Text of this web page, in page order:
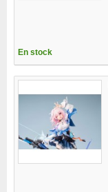
En stock